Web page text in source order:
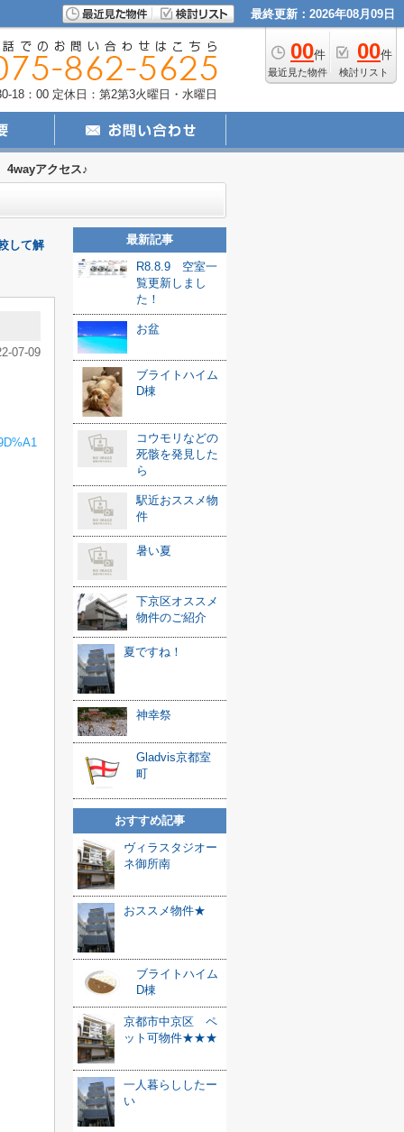
最終更新：2026年08月09日
00件
最近見た物件
00件
検討リスト
18：00 定休日：第2第3火曜日・水曜日
4wayアクセス♪
して解
07-09
最新記事
R8.8.9 空室一
覧更新しまし
た！
お盆
ブライトハイム
D棟
コウモリなどの
死骸を発見した
ら
駅近おススメ物
件
暑い夏
下京区オススメ
物件のご紹介
夏ですね！
神幸祭
Gladvis京都室
町
おすすめ記事
ヴィラスタジオー
ネ御所南
おススメ物件★
ブライトハイム
D棟
京都市中京区 ペ
ット可物件★★★
一人暮らししたー
い